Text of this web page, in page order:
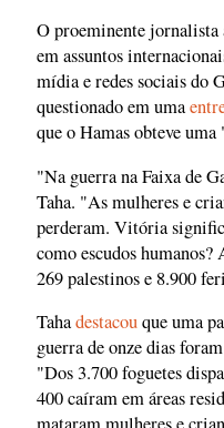
O proeminente jornalista
em assuntos
mídia e redes sociais do
questionado em uma
que o Hamas obteve
"Na guerra na Faixa de
Taha. "As mulheres e
perderam. Vitória
como escudos
269 palestinos e 8.900
Tahadestacouque uma
guerra de onze dias
"Dos 3.700 foguetes
400 caíram em áreas